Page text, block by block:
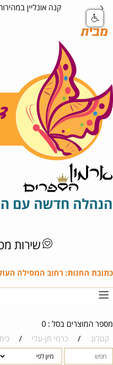
קנה אונליין
מבית
הנהלה חדשה עם
שירות
כתובת החנות: רחוב המסילה העולה 1,
מספר המוצרים בסל : 0
קטלוג
/ כרמי חן-עלי /